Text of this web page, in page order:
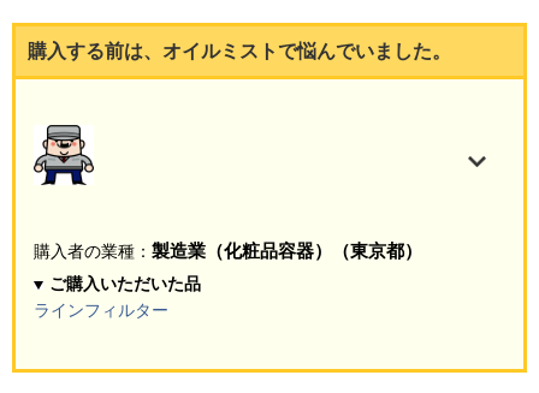
購入する前は、オイルミストで悩んでいました。
購入者の業種： 製造業（化粧品容器）（東京都）
ご購入いただいた品
ラインフィルター